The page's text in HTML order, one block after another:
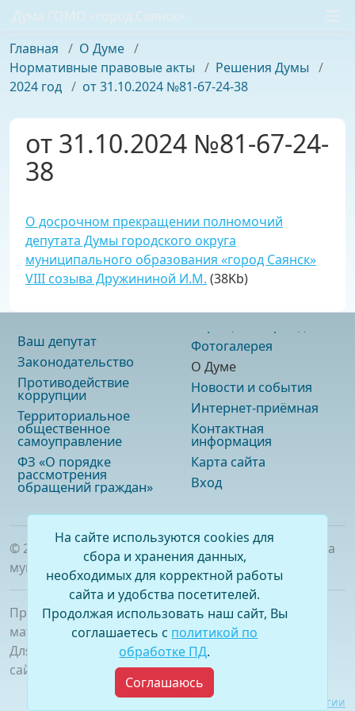
Дума ГОМО «город Саянск»
Главная / О Думе /
Нормативные правовые акты / Решения Думы /
2024 год / от 31.10.2024 №81-67-24-38
от 31.10.2024 №81-67-24-
38
О досрочном прекращении полномочий
депутата Думы городского округа
муниципального образования «город Саянск»
VIII созыва Дружининой И.М. (38Kb)
Ваш депутат
Законодательство
Противодействие
коррупции
Территориальное
общественное
самоуправление
ФЗ «О порядке
рассмотрения
обращений граждан»
Фотогалерея
О Думе
Новости и события
Интернет-приёмная
Контактная
информация
Карта сайта
Вход
© 2026
. Официальный сайт Думы городского округа
муниципального образования «город Саянск»
При полном или частичном использовании
материалов ссылка на сайт обязательна.
Для сетевых изданий обязательна гиперссылка на
сайт –
www.dumasayansk.ru
Разработка сайта: Виртуальные технологии
На сайте используются cookies для
сбора и хранения данных,
необходимых для корректной работы
сайта и удобства посетителей.
Продолжая использовать наш сайт, Вы
соглашаетесь с политикой по
обработке ПД.
Соглашаюсь